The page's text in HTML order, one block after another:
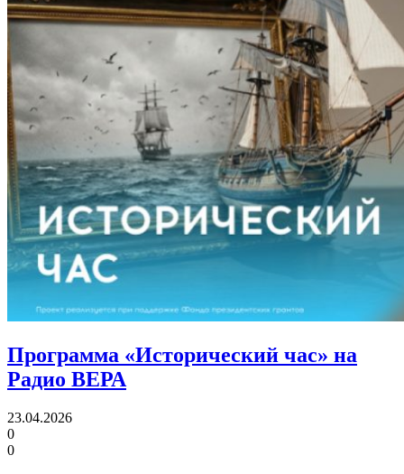
Программа «Исторический час» на
Радио ВЕРА
23.04.2026
0
0